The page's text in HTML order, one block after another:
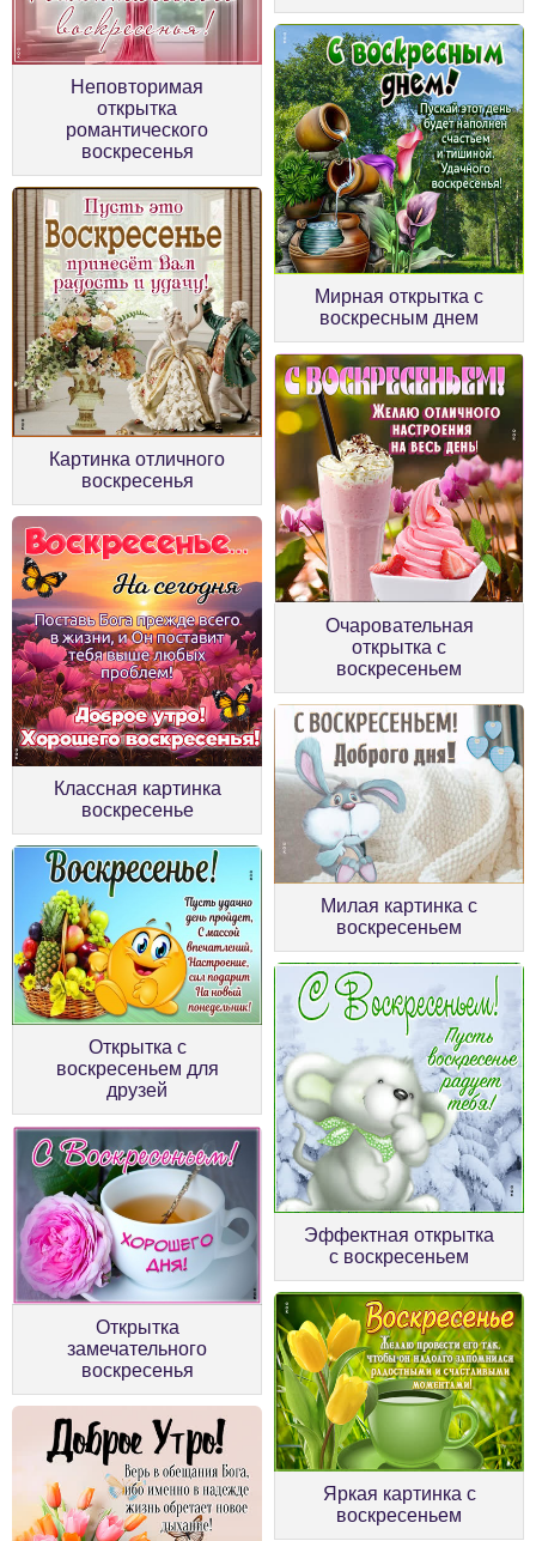
Неповторимая
открытка
романтического
воскресенья
Картинка отличного
воскресенья
Мирная открытка с
воскресным днем
Классная картинка
воскресенье
Очаровательная
открытка с
воскресеньем
Открытка с
воскресеньем для
друзей
Милая картинка с
воскресеньем
Открытка
замечательного
воскресенья
Эффектная открытка
с воскресеньем
Яркая картинка с
воскресеньем